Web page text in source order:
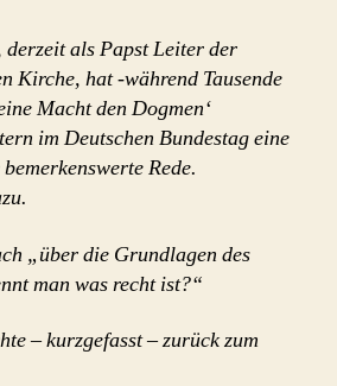
Rede
Sapere
aude!
derzeit als Papst Leiter der
Kirche, hat -während Tausende
Macht den Dogmen‘
im Deutschen Bundestag eine
Rede.
„über die Grundlagen des
man was recht ist?“
– kurzgefasst – zurück zum